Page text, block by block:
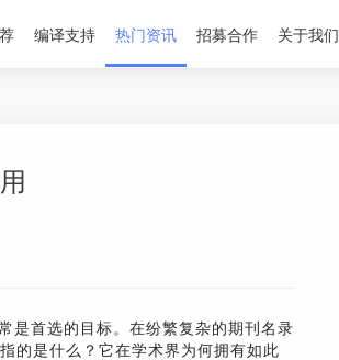
编译支持 热门资讯 招募合作 关于我们
是首选的目标。在纷繁复杂的期刊名录
的是什么？它在学术界为何拥有如此